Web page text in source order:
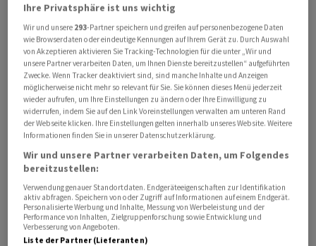
Damit hat die Art Basel ihren Direktorinnen- und
Direktorenstamm komplettiert, wie die Kunstmesse am
Mittwoch mitteilte. Neben der neuen Miami Beach-
Chefin sind das Maike Cruse, Direktorin der
Muttermesse in Basel, Clément Delépine, Direktor von
Paris+ par Art Basel und Angelle Siyang-Le, Direktorin
der Art Basel Hong Kong.
Die in Detroit geborene Bridget Finn war unter anderem
Mitbegründerin der Ausstellungsplattform Art Mile
Detroit, die zahlreiche lokale Galerien, gemeinnützige
Einrichtungen, Museen und von Kunstschaffenden
betriebene Räume vernetzt und unterstützt. Zuvor
Ihre Privatsphäre ist uns wichtig
Wir und unsere 293-Partner speichern und greifen auf personenbezogene Daten
wie Browserdaten oder eindeutige Kennungen auf Ihrem Gerät zu. Durch Auswahl
von Akzeptieren aktivieren Sie Tracking-Technologien für die unter „Wir und
unsere Partner verarbeiten Daten, um Ihnen Dienste bereitzustellen“ aufgeführten
Zwecke. Wenn Tracker deaktiviert sind, sind manche Inhalte und Anzeigen
möglicherweise nicht mehr so relevant für Sie. Sie können dieses Menü jederzeit
wieder aufrufen, um Ihre Einstellungen zu ändern oder Ihre Einwilligung zu
widerrufen, indem Sie auf den Link Voreinstellungen verwalten am unteren Rand
der Webseite klicken. Ihre Einstellungen gelten innerhalb unseres Website. Weitere
Informationen finden Sie in unserer Datenschutzerklärung.
Wir und unsere Partner verarbeiten Daten, um Folgendes
bereitzustellen:
Verwendung genauer Standortdaten. Endgeräteeigenschaften zur Identifikation
aktiv abfragen. Speichern von oder Zugriff auf Informationen auf einem Endgerät.
Personalisierte Werbung und Inhalte, Messung von Werbeleistung und der
Performance von Inhalten, Zielgruppenforschung sowie Entwicklung und
Verbesserung von Angeboten.
Liste der Partner (Lieferanten)